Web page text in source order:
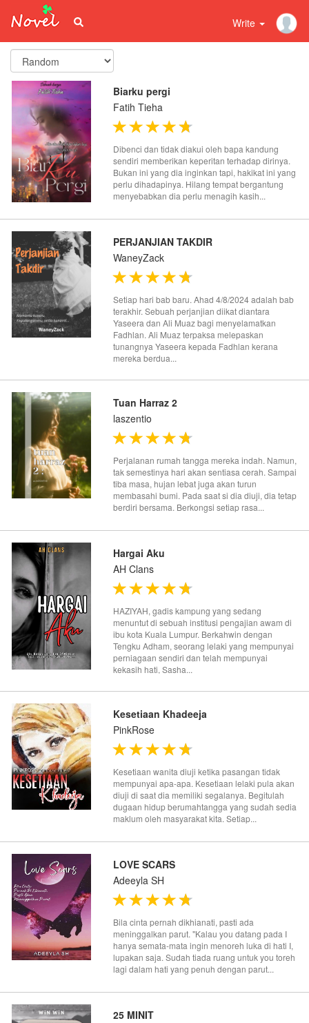
Write
Biarku pergi
Fatih Tieha
Dibenci dan tidak diakui oleh bapa kandung
sendiri memberikan keperitan terhadap dirinya.
Bukan ini yang dia inginkan tapi, hakikat ini yang
perlu dihadapinya. Hilang tempat bergantung
menyebabkan dia perlu menagih kasih...
PERJANJIAN TAKDIR
WaneyZack
Setiap hari bab baru. Ahad 4/8/2024 adalah bab
terakhir. Sebuah perjanjian diikat diantara
Yaseera dan Ali Muaz bagi menyelamatkan
Fadhlan. Ali Muaz terpaksa melepaskan
tunangnya Yaseera kepada Fadhlan kerana
mereka berdua...
Tuan Harraz 2
laszentio
Perjalanan rumah tangga mereka indah. Namun,
tak semestinya hari akan sentiasa cerah. Sampai
tiba masa, hujan lebat juga akan turun
membasahi bumi. Pada saat si dia diuji, dia tetap
berdiri bersama. Berkongsi setiap rasa...
Hargai Aku
AH Clans
HAZIYAH, gadis kampung yang sedang
menuntut di sebuah institusi pengajian awam di
ibu kota Kuala Lumpur. Berkahwin dengan
Tengku Adham, seorang lelaki yang mempunyai
perniagaan sendiri dan telah mempunyai
kekasih hati, Sasha...
Kesetiaan Khadeeja
PinkRose
Kesetiaan wanita diuji ketika pasangan tidak
mempunyai apa-apa. Kesetiaan lelaki pula akan
diuji di saat dia memiliki segalanya. Begitulah
dugaan hidup berumahtangga yang sudah sedia
maklum oleh masyarakat kita. Setiap...
LOVE SCARS
Adeeyla SH
Bila cinta pernah dikhianati, pasti ada
meninggalkan parut. "Kalau you datang pada I
hanya semata-mata ingin menoreh luka di hati I,
lupakan saja. Sudah tiada ruang untuk you toreh
lagi dalam hati yang penuh dengan parut...
25 MINIT